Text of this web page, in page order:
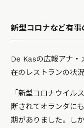
新型コロナなど有
De Kasの広報アナ
在のレストランの状
「新型コロナウイル
断されてオランダに
期がありました。し